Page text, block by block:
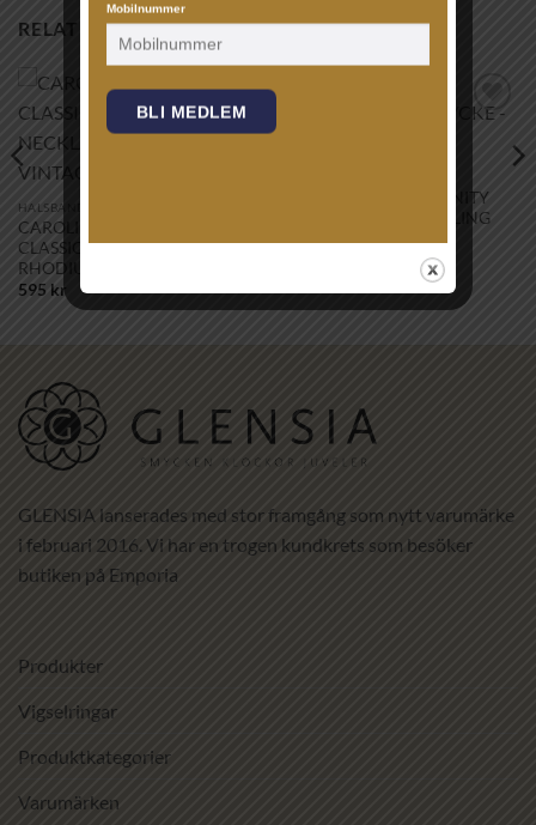
RELATERADE PRODUKTER
HALSBAND
CAROLINE SVEDBOM –
CLASSIC PETITE NECKLACE
RHODIUM VINTAGE ROSE
595 kr
GEORG JENSEN – INFINITY
HÄNGSMYCKE – STERLING
GLENSIA lanserades med stor framgång som nytt varumärke
i februari 2016. Vi har en trogen kundkrets som besöker
butiken på Emporia
Produkter
Vigselringar
Produktkategorier
Varumärken
Mobilnummer
BLI MEDLEM